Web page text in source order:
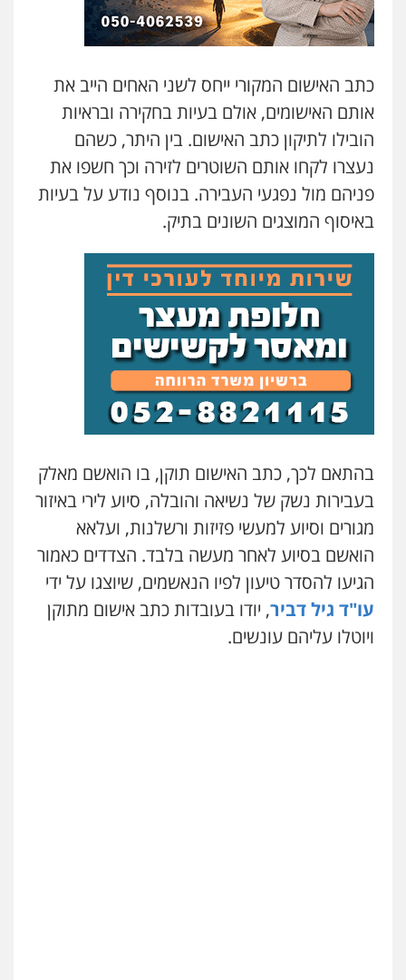
כתב האישום המקורי ייחס לשני האחים הייב את
אותם האישומים, אולם בעיות בחקירה ובראיות
הובילו לתיקון כתב האישום. בין היתר, כשהם
נעצרו לקחו אותם השוטרים לזירה וכך חשפו את
פניהם מול נפגעי העבירה. בנוסף נודע על בעיות
באיסוף המוצגים השונים בתיק.
בהתאם לכך, כתב האישום תוקן, בו הואשם מאלק
בעבירות נשק של נשיאה והובלה, סיוע לירי באיזור
מגורים וסיוע למעשי פזיזות ורשלנות, ועלאא
הואשם בסיוע לאחר מעשה בלבד. הצדדים כאמור
הגיעו להסדר טיעון לפיו הנאשמים, שיוצגו על ידי
עו"ד גיל דביר, יודו בעובדות כתב אישום מתוקן
ויוטלו עליהם עונשים.